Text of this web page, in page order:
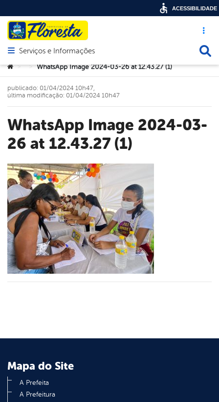
Acesso
Abrir menu principal de navegação
Serviços e Informações
Você está aqui:
> > WhatsApp Image 2024-03-26 at 12.43.27 (1)
WhatsApp Image 2024-03-
26 at 12.43.27 (1)
publicado: 01/04/2024 10h47,
última modificação: 01/04/2024 10h47
Mapa do Site
A Prefeita
A Prefeitura
ACESSIBILIDADE